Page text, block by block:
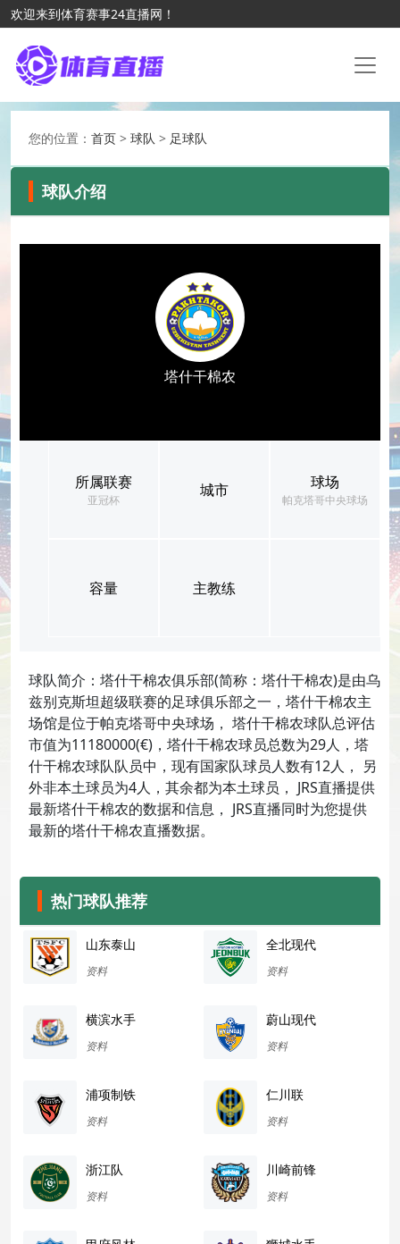
欢迎来到体育赛事24直播网！
您的位置： 首页 > 球队 > 足球队
球队介绍
塔什干棉农
所属联赛
亚冠杯
城市 球场
帕克塔哥中央球场
容量 主教练
球队简介：塔什干棉农俱乐部(简称：塔什干棉农)是由乌
兹别克斯坦超级联赛的足球俱乐部之一，塔什干棉农主
场馆是位于帕克塔哥中央球场， 塔什干棉农球队总评估
市值为11180000(€)，塔什干棉农球员总数为29人，塔
什干棉农球队队员中，现有国家队球员人数有12人， 另
外非本土球员为4人，其余都为本土球员， JRS直播提供
最新塔什干棉农的数据和信息， JRS直播同时为您提供
最新的塔什干棉农直播数据。
热门球队推荐
山东泰山
资料
全北现代
资料
横滨水手
资料
蔚山现代
资料
浦项制铁
资料
仁川联
资料
浙江队
资料
川崎前锋
资料